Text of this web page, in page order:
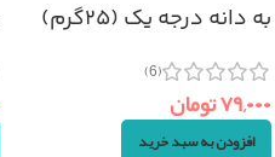
به دانه درجه یک (۲۵گرم)
(6)
۷۹,۰۰۰تومان
افزودن به سبد خرید